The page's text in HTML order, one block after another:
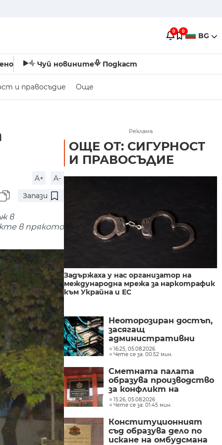
0 0 BG
Чуй новините Подкаст
и правосъдие Още
A+
A-
Запази
в
в прякото
Реклама
ОЩЕ ОТ: СИГУРНОСТ
И ПРАВОСЪДИЕ
Задържаха у нас организатор на
международна мрежа за наркотрафик
към Украйна и ЕС
Неоторозиран достъп,
засягащ
административни
мрежи, засякоха от
Министерството на
16:25, 05.08.2026
Чете се за: 00:52 мин.
Сметната палата
образува производство
за конфликт на
интереси при Делян
Пеевски
15:26, 05.08.2026
Чете се за: 01:45 мин.
Конституционният
съд образува дело по
искане на омбудсмана